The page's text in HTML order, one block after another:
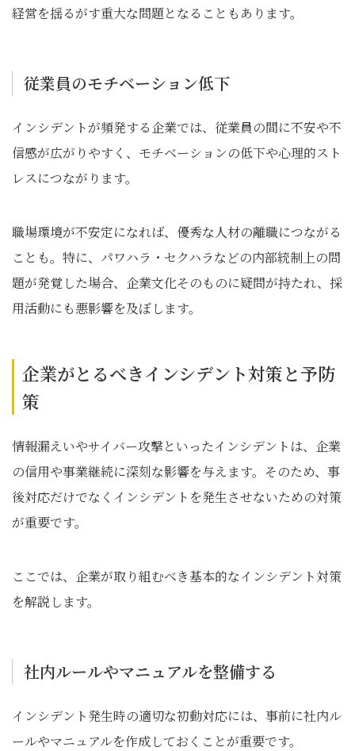
経営を揺るがす重大な問題となることもあります。
従業員のモチベーション低下
インシデントが頻発する企業では、従業員の間に不安や不
信感が広がりやすく、モチベーションの低下や心理的スト
レスにつながります。
職場環境が不安定になれば、優秀な人材の離職につながる
ことも。特に、パワハラ・セクハラなどの内部統制上の問
題が発覚した場合、企業文化そのものに疑問が持たれ、採
用活動にも悪影響を及ぼします。
企業がとるべきインシデント対策と予防
策
情報漏えいやサイバー攻撃といったインシデントは、企業
の信用や事業継続に深刻な影響を与えます。そのため、事
後対応だけでなくインシデントを発生させないための対策
が重要です。
ここでは、企業が取り組むべき基本的なインシデント対策
を解説します。
社内ルールやマニュアルを整備する
インシデント発生時の適切な初動対応には、事前に社内ル
ールやマニュアルを作成しておくことが重要です。